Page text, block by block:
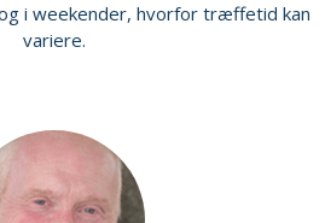
i weekender, hvorfor træffetid kan
variere.